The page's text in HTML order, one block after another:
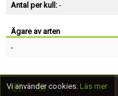
Antal per kull: -
Ägare av arten
-
Vi använder cookies. Läs mer